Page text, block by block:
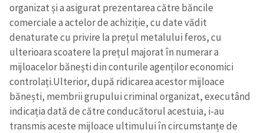
organizat și a asigurat prezentarea către băncile
comerciale a actelor de achiziție, cu date vădit
denaturate cu privire la prețul metalului feros, cu
ulterioara scoatere la prețul majorat în numerar a
mijloacelor bănești din conturile agenților economici
controlați.Ulterior, după ridicarea acestor mijloace
bănești, membrii grupului criminal organizat, executând
indicația dată de către conducătorul acestuia, i-au
transmis aceste mijloace ultimului în circumstanțe de